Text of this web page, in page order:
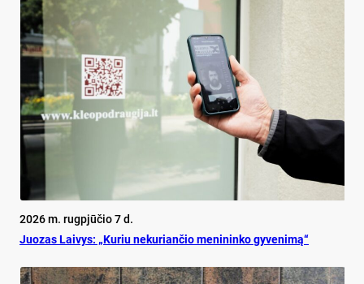
2026 m. rugpjūčio 7 d.
Juo­zas Lai­vys: „Ku­riu ne­ku­rian­čio me­ni­nin­ko gy­ve­ni­mą“